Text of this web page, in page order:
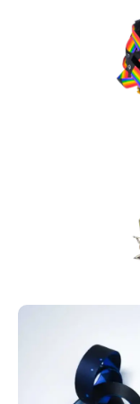
Cordões para
Cordões
também funcionam
manterem crachás,
a divulgar a marca
identidade visual.
hospitais e eventos